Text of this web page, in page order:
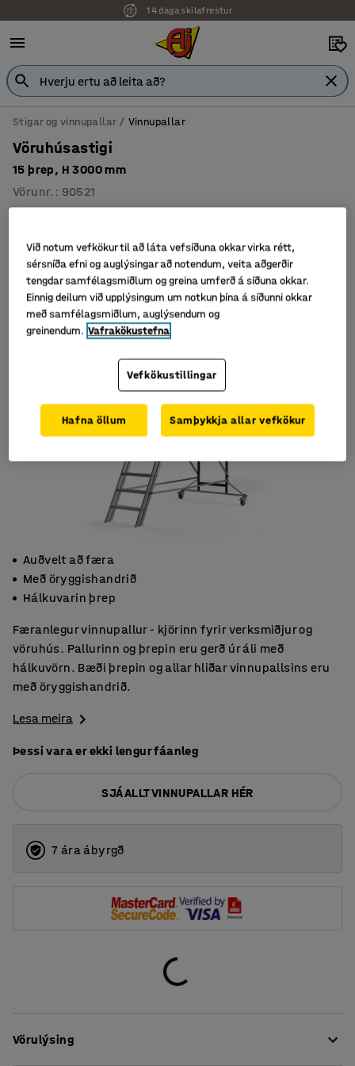
14 daga skilafrestur
Stigar og vinnupallar Vinnupallar
Vöruhúsastigi
15 þrep, H 3000 mm
Vörunr. : 90521
Auðvelt að færa
Með öryggishandrið
Hálkuvarin þrep
Færanlegur vinnupallur - kjörinn fyrir verksmiðjur og
vöruhús. Pallurinn og þrepin eru gerð úr áli með
hálkuvörn. Bæði þrepin og allar hliðar vinnupallsins eru
með öryggishandrið.
Lesa meira
Þessi vara er ekki lengur fáanleg
SJÁ ALLT VINNUPALLAR HÉR
7 ára ábyrgð
Vörulýsing
Við notum vefkökur til að láta vefsíðuna okkar virka rétt,
sérsníða efni og auglýsingar að notendum, veita aðgerðir
tengdar samfélagsmiðlum og greina umferð á síðuna okkar.
Einnig deilum við upplýsingum um notkun þína á síðunni okkar
með samfélagsmiðlum, auglýsendum og
greinendum. Vafrakökustefna
Vefkökustillingar
Hafna öllum Samþykkja allar vefkökur